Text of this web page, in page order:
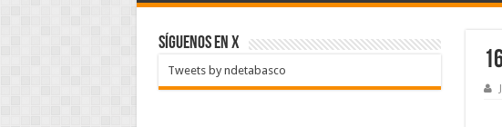
SÍGUENOS EN X
Tweets by ndetabasco